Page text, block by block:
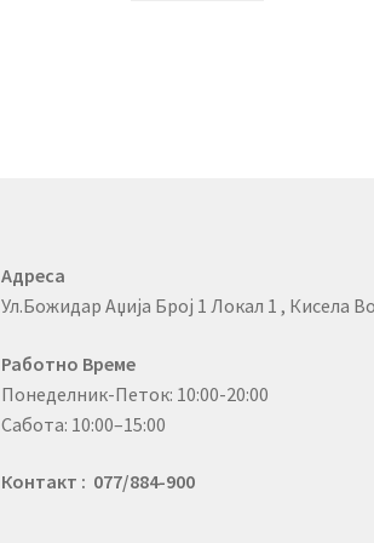
Адреса
Ул.Божидар Аџија Број 1 Локал 1 , Кисела
Работно Време
Понеделник-Петок: 10:00-20:00
Сабота: 10:00–15:00
Контакт : 077/884-900